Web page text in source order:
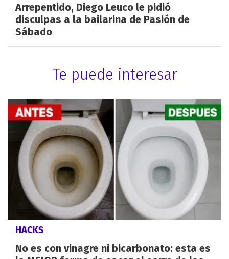
Arrepentido, Diego Leuco le pidió
disculpas a la bailarina de Pasión de
Sábado
Te puede interesar
HACKS
No es con vinagre ni bicarbonato: esta es